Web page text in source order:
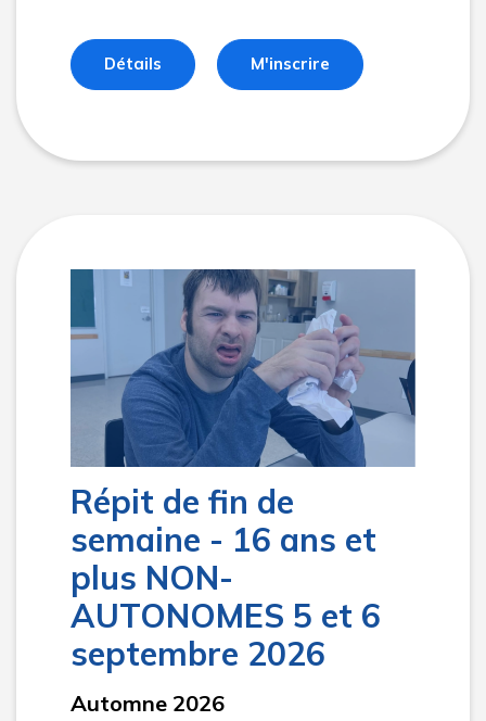
Détails M'inscrire
Répit de fin de
semaine - 16 ans et
plus NON-
AUTONOMES 5 et 6
septembre 2026
Automne 2026